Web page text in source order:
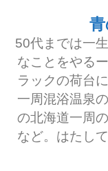
50代までは一
なことをやる
ラックの荷台
一周混浴温泉
の北海道一周
など。はたし